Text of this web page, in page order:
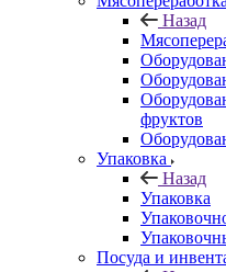
Назад
фруктов
Упаковка
Назад
Упаковка
Посуда и